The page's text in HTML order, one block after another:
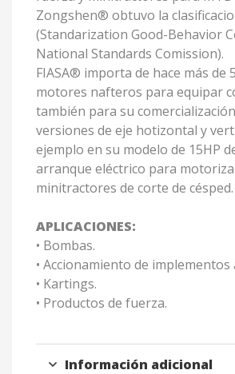
Zongshen® obtuvo la
(Standarization Good-Behavior
National Standards Comission).
FIASA® importa de hace más de
motores nafteros para equipar
también para su
versiones de eje hotizontal y
ejemplo en su modelo de 15HP
arranque eléctrico para
minitractores de corte de césped.
APLICACIONES:
• Bombas.
• Accionamiento de implementos
• Kartings.
• Productos de fuerza.
Información adicional